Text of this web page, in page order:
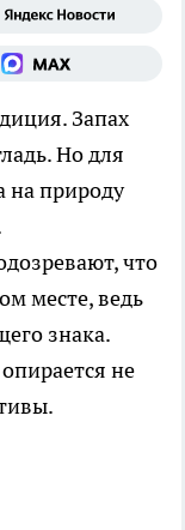
Запах
Но для
на природу
что
месте, ведь
знака.
не